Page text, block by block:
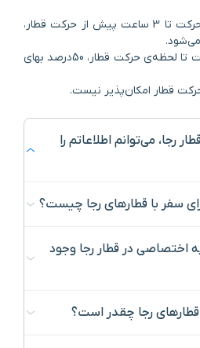
📌 از ساعت 12 روز قبل از حرکت تا 3 ساعت پیش از حرکت قطار،
📌 از 3 ساعت مانده به حرکت تا لحظه‌ی حرکت قطار، 50درصد بهای
قطار امکان‌پذیر نیست.
رجا، می‌توانم اطلاعاتم را
سفر با قطارهای رجا چیست؟
اختصاصی در قطار رجا وجود
قطارهای رجا چقدر است؟